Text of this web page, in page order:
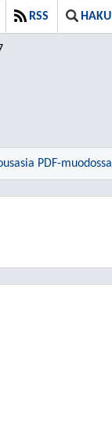
RSS HAKU
PDF-muodossa